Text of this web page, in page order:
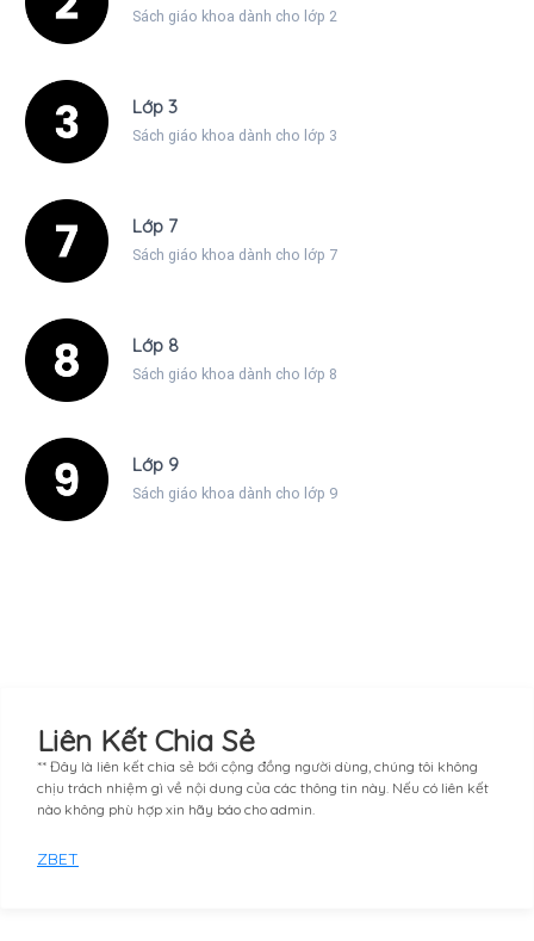
Sách giáo khoa dành cho lớp 2
Lớp 3
Sách giáo khoa dành cho lớp 3
Lớp 7
Sách giáo khoa dành cho lớp 7
Lớp 8
Sách giáo khoa dành cho lớp 8
Lớp 9
Sách giáo khoa dành cho lớp 9
Liên Kết Chia Sẻ
** Đây là liên kết chia sẻ bới cộng đồng người dùng, chúng tôi không
chịu trách nhiệm gì về nội dung của các thông tin này. Nếu có liên kết
nào không phù hợp xin hãy báo cho admin.
ZBET